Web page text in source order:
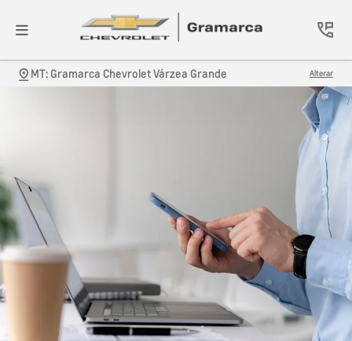
MT: Gramarca Chevrolet Várzea Grande Alterar